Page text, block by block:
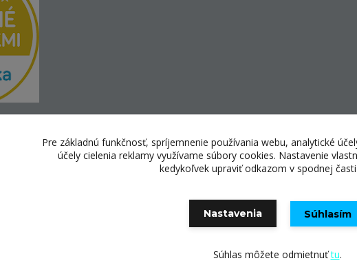
© Copyright 2025 E-shopping center,
Vytvorené na
Pre základnú funkčnosť, spríjemnenie používania webu, analytické
účely cielenia reklamy využívame súbory cookies. Nastavenie
kedykoľvek upraviť odkazom v spodnej
Nastavenia Súhlasím
Súhlas môžete odmietnuťtu.